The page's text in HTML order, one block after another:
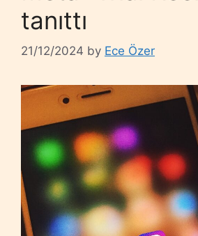
tanıttı
21/12/2024 by Ece Özer